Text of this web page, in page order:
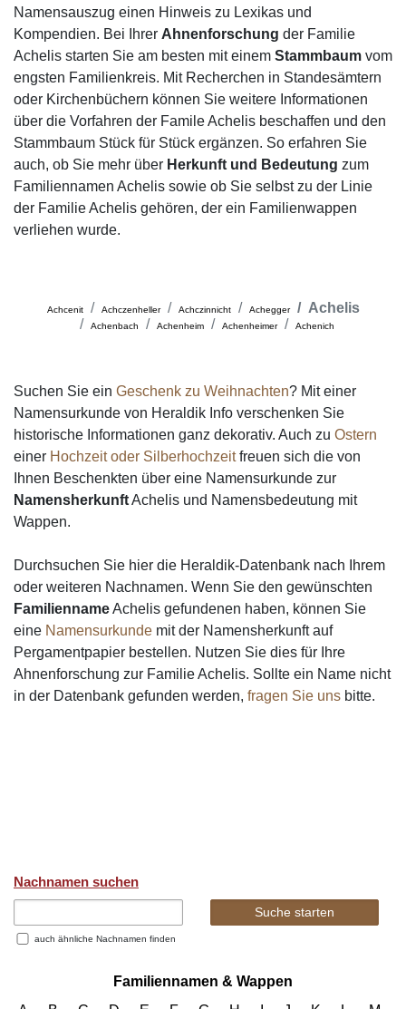
Namensauszug einen Hinweis zu Lexikas und
Kompendien. Bei Ihrer Ahnenforschung der Familie
Achelis starten Sie am besten mit einem Stammbaum vom
engsten Familienkreis. Mit Recherchen in Standesämtern
oder Kirchenbüchern können Sie weitere Informationen
über die Vorfahren der Famile Achelis beschaffen und den
Stammbaum Stück für Stück ergänzen. So erfahren Sie
auch, ob Sie mehr über Herkunft und Bedeutung zum
Familiennamen Achelis sowie ob Sie selbst zu der Linie
der Familie Achelis gehören, der ein Familienwappen
verliehen wurde.
Achcenit Achczenheller Achczinnicht Achegger Achelis
Achenbach Achenheim Achenheimer Achenich
Suchen Sie ein Geschenk zu Weihnachten? Mit einer
Namensurkunde von Heraldik Info verschenken Sie
historische Informationen ganz dekorativ. Auch zu Ostern
einer Hochzeit oder Silberhochzeitfreuen sich die von
Ihnen Beschenkten über eine Namensurkunde zur
NamensherkunftAchelis und Namensbedeutung mit
Wappen.
Durchsuchen Sie hier die Heraldik-Datenbank nach Ihrem
oder weiteren Nachnamen. Wenn Sie den gewünschten
FamiliennameAchelis gefundenen haben, können Sie
eine Namensurkunde mit der Namensherkunft auf
Pergamentpapier bestellen. Nutzen Sie dies für Ihre
Ahnenforschung zur Familie Achelis. Sollte ein Name nicht
in der Datenbank gefunden werden, fragen Sie uns bitte.
Nachnamen suchen
auch ähnliche Nachnamen finden
Familiennamen & Wappen